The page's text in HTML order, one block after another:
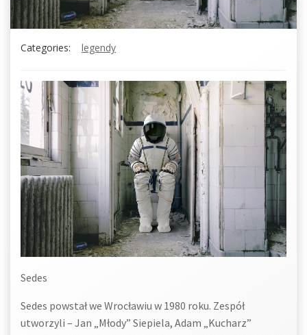
Categories: legendy
Sedes
Sedes powstał we Wrocławiu w 1980 roku. Zespół
utworzyli – Jan „Młody” Siepiela, Adam „Kucharz”